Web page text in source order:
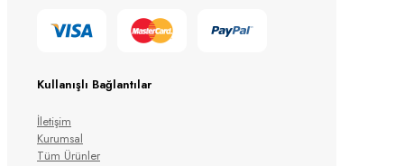
Kullanışlı Bağlantılar
İletişim
Kurumsal
Tüm Ürünler